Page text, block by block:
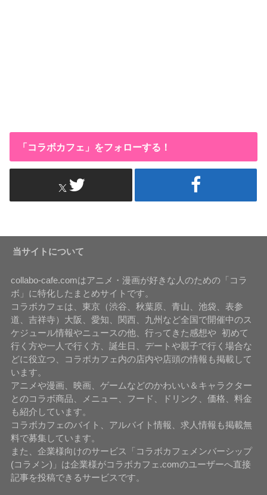
「コラボカフェ」をフォローする！
当サイトについて
collabo-cafe.comはアニメ・漫画が好きな人のための「コラ
ボ」に特化したまとめサイトです。
コラボカフェは、東京（渋谷、秋葉原、青山、池袋、表参
道、吉祥寺）大阪、愛知、関西、九州など全国で開催中のス
ケジュール情報やニュースの他、行ってきた感想や 初めて
行く方や一人で行く方、誕生日、デートや親子で行く場合な
どに役立つ、コラボカフェ内の店内や店頭の情報も掲載して
います。
アニメや漫画、映画、ゲームなどのかわいい＆キャラクター
とのコラボ商品、メニュー、フード、ドリンク、価格、料金
も紹介しています。
コラボカフェのバイト、アルバイト情報、求人情報も掲載無
料で募集しています。
また、企業様向けのサービス「コラボカフェメンバーシップ
(コラメン)」は企業様がコラボカフェ.comのユーザーへ直接
記事を投稿できるサービスです。